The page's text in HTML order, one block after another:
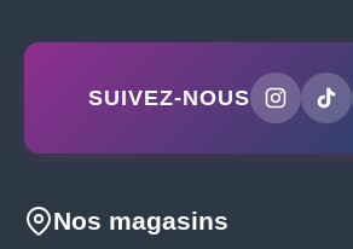
SUIVEZ-NOUS
Nos magasins